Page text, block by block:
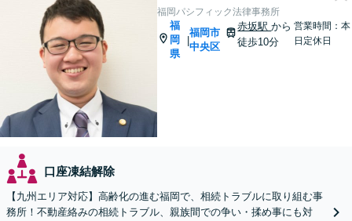
福岡パシフィック法律事務所
福
岡
県
|
福岡市
中央区
赤坂駅から
徒歩10分
営業時間：本
日定休日
口座凍結解除
【九州エリア対応】高齢化の進む福岡で、相続トラブルに取り組む事
務所！不動産絡みの相続トラブル、親族間での争い・揉め事にも対